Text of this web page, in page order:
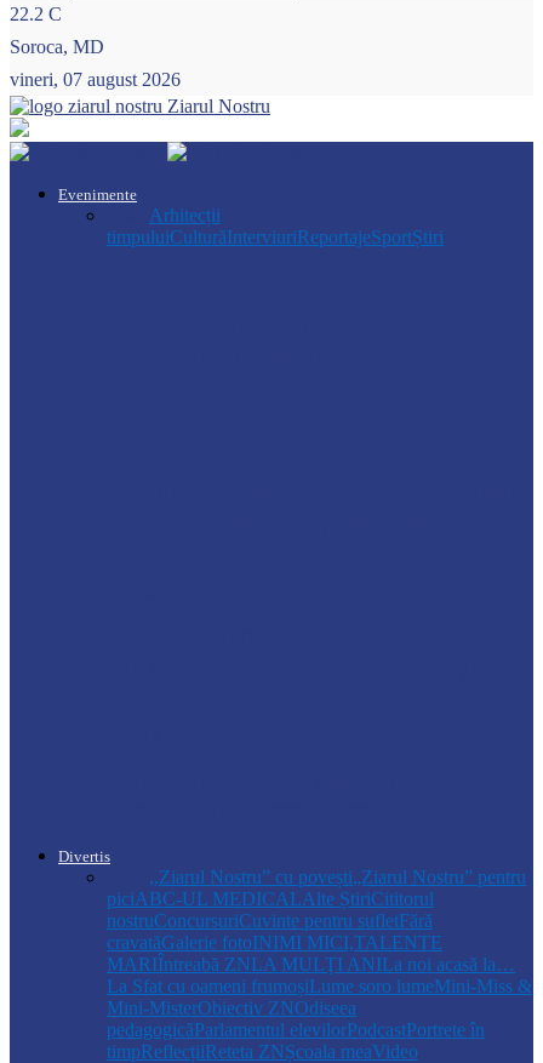
22.2 C
Soroca, MD
vineri, 07 august 2026
Ziarul Nostru
Evenimente
Arhitecții
timpuluiCulturăInterviuriReportajeSportȘtiri
Divertis
,,Ziarul Nostru” cu povești„Ziarul Nostru” pentru
piciABC-UL MEDICALAlte ȘtiriCititorul
nostruConcursuriCuvinte pentru sufletFără
cravatăGalerie fotoINIMI MICI,TALENTE
MARIÎntreabă ZNLA MULŢI ANILa noi acasă la…
La Sfat cu oameni frumoșiLume soro lumeMini-Miss &
Mini-MisterObiectiv ZNOdiseea
pedagogicăParlamentul elevilorPodcastPortrete în
timpReflecțiiReteta ZNȘcoala meaVideo